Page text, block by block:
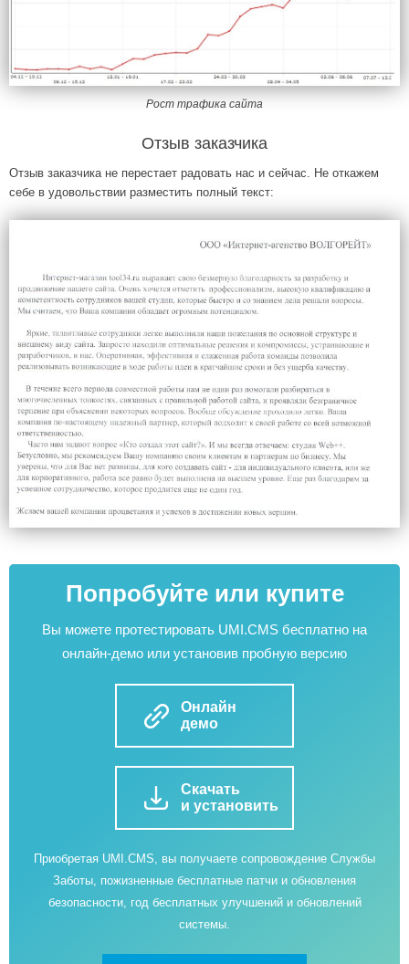
Рост трафика сайта
Отзыв заказчика
Отзыв заказчика не перестает радовать нас и сейчас. Не откажем
себе в удовольствии разместить полный текст:
Попробуйте или купите
Вы можете протестировать UMI.CMS бесплатно на
онлайн-демо или установив пробную версию
Онлайн
демо
Скачать
и установить
Приобретая UMI.CMS, вы получаете сопровождение Службы
Заботы, пожизненные бесплатные патчи и обновления
безопасности, год бесплатных улучшений и обновлений
системы.